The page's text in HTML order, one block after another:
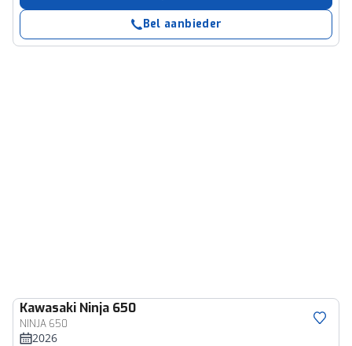
Bel aanbieder
Kawasaki Ninja 650
NINJA 650
2026